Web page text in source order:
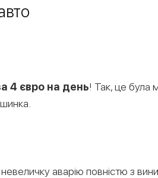
4 євро на день! Так, це була
аварію повністю з